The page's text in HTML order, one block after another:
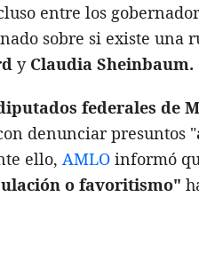
entre los
sobre si existe una
y Claudia Sheinbaum.
federales de
denunciar presuntos "
ello, AMLO informó
o favoritismo"